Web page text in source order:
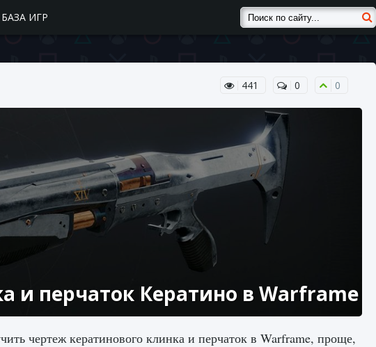
БАЗА ИГР
441 0 0
и перчаток Кератино в Warframe
чертеж кератинового клинка и перчаток в Warframe, проще,